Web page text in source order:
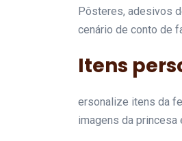
Pôsteres, adesivos
cenário de conto de
Itens
ersonalize itens da
imagens da princesa